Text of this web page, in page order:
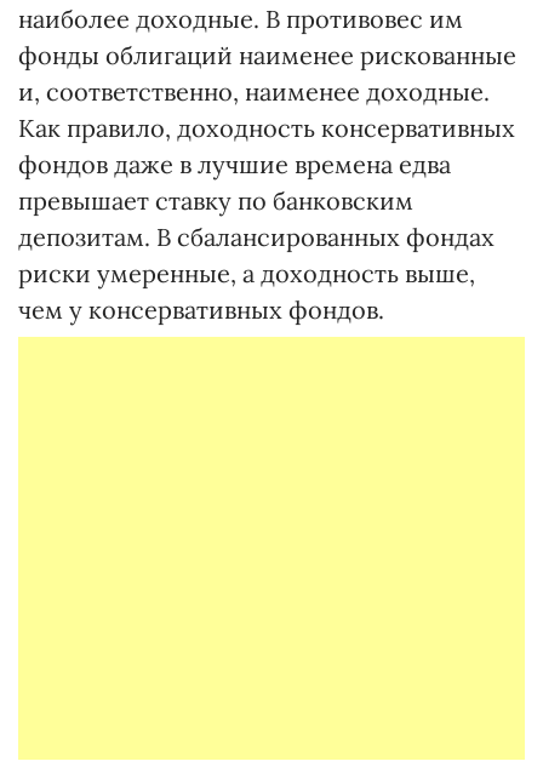
наиболее доходные. В противовес им
фонды облигаций наименее рискованные
и, соответственно, наименее доходные.
Как правило, доходность консервативных
фондов даже в лучшие времена едва
превышает ставку по банковским
депозитам. В сбалансированных фондах
риски умеренные, а доходность выше,
чем у консервативных фондов.